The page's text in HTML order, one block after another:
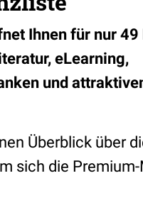
Ihnen für nur 49
eLearning,
und
Überblick über
sich die